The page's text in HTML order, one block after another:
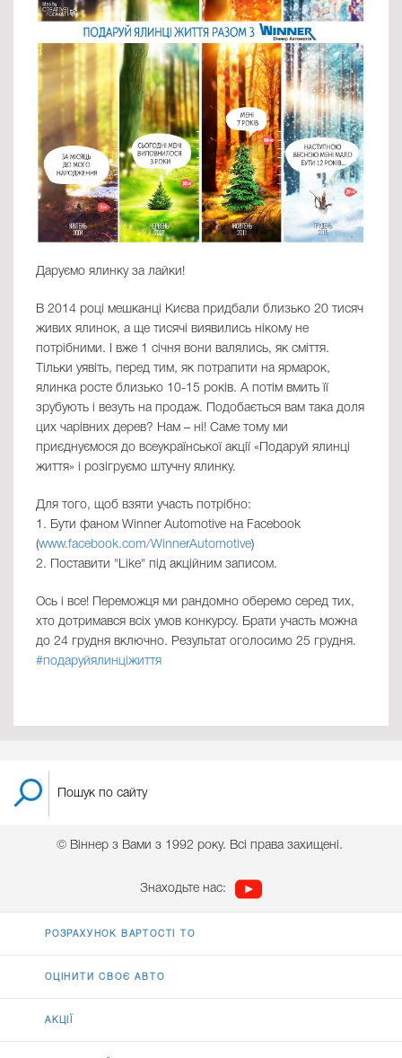
Даруємо ялинку за лайки!
В 2014 році мешканці Києва придбали близько 20 тисяч
живих ялинок, а ще тисячі виявились нікому не
потрібними. І вже 1 січня вони валялись, як сміття.
Тільки уявіть, перед тим, як потрапити на ярмарок,
ялинка росте близько 10-15 років. А потім вмить її
зрубують і везуть на продаж. Подобається вам така доля
цих чарівних дерев? Нам – ні! Саме тому ми
приєднуємося до всеукраїнської акції «Подаруй ялинці
життя» і розігруємо штучну ялинку.
Для того, щоб взяти участь потрібно:
1. Бути фаном Winner Automotive на Facebook
(www.facebook.com/WinnerAutomotive)
2. Поставити "Like" під акційним записом.
Ось і все! Переможця ми рандомно оберемо серед тих,
хто дотримався всіх умов конкурсу. Брати участь можна
до 24 грудня включно. Результат оголосимо 25 грудня.
#‎подаруйялинціжиття
© Віннер з Вами з 1992 року. Всі права захищені.
Знаходьте нас:
РОЗРАХУНОК ВАРТОСТІ ТО
ОЦІНИТИ СВОЄ АВТО
АКЦІЇ